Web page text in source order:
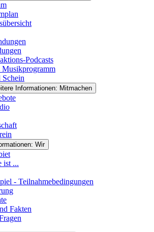
Podcasts
Musikprogramm
Schein
Informationen: Mitmachen
Wir
ist ...
- Teilnahmebedingungen
Fakten